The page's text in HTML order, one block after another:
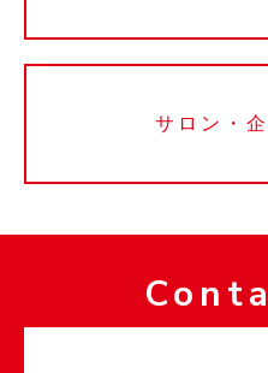
サロン・